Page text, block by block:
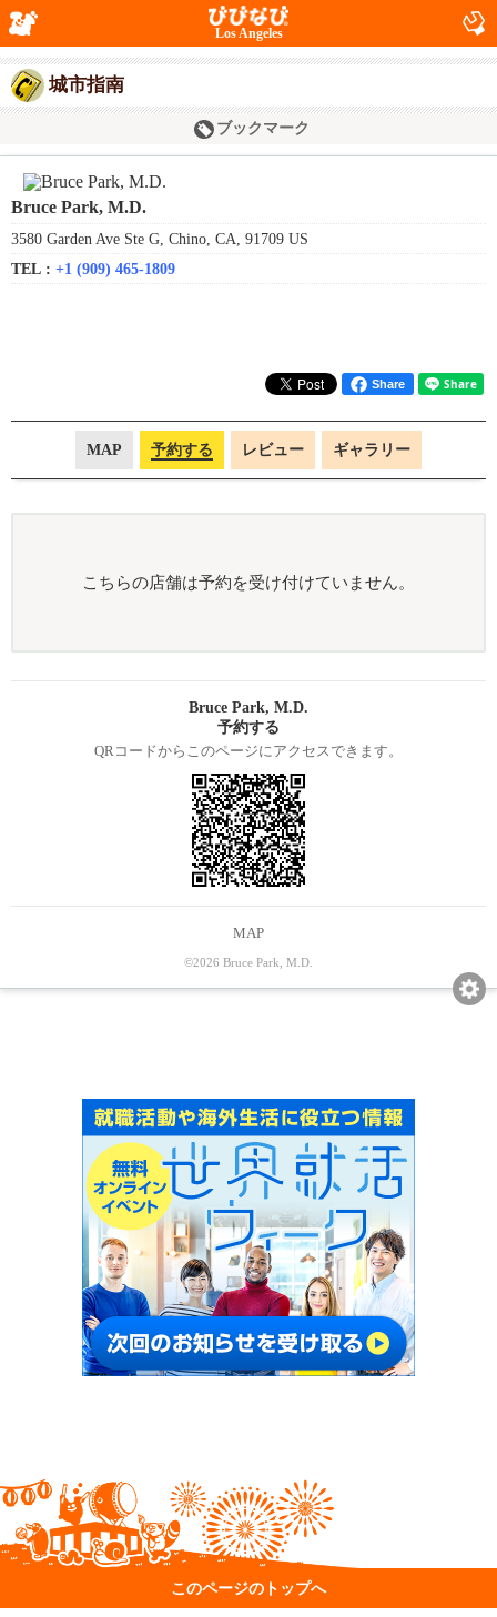
Los Angeles
城市指南
ブックマーク
Bruce Park, M.D.
3580 Garden Ave Ste G, Chino, CA, 91709 US
TEL : +1 (909) 465-1809
Share
MAP 予約する レビュー ギャラリー
こちらの店舗は予約を受け付けていません。
Bruce Park, M.D.
予約する
QRコードからこのページにアクセスできます。
MAP
©2026 Bruce Park, M.D.
このページのトップへ